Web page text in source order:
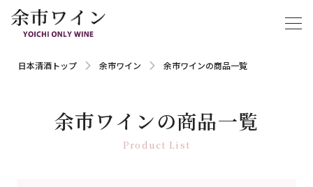
日本清酒トップ 余市ワイン 余市ワインの商品一覧
余市ワインの商品一覧
Product List